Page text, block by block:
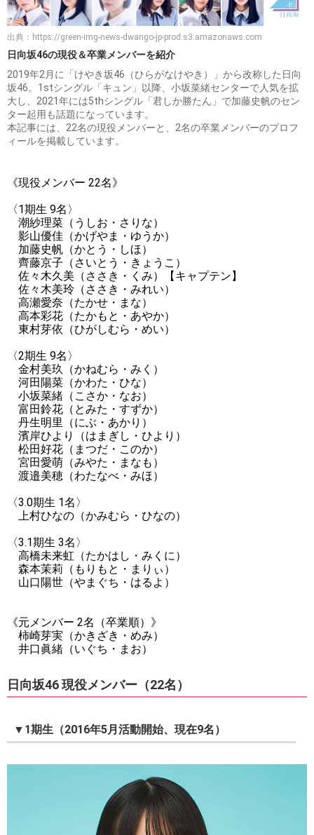
出典： https://green-img-news-dwango-jp-prod.s3.amazonaws.com
日向坂46の現役＆卒業メンバーを紹介
2019年2月に「けやき坂46（ひらがなけやき）」から改称した日向
坂46。1stシングル「キュン」以降、小坂菜緒センターで人気を拡
大し、2021年には5thシングル「君しか勝たん」で加藤史帆のセン
ター起用も話題になっています。
本記事には、22名の現役メンバーと、2名の卒業メンバーのプロフ
ィールを掲載しています。
《現役メンバー 22名》
〈1期生 9名〉
潮紗理菜（うしお・さりな）
影山優佳（かげやま・ゆうか）
加藤史帆（かとう・しほ）
齊藤京子（さいとう・きょうこ）
佐々木久美（ささき・くみ）【キャプテン】
佐々木美玲（ささき・みれい）
高瀬愛奈（たかせ・まな）
高本彩花（たかもと・あやか）
東村芽依（ひがしむら・めい）
〈2期生 9名〉
金村美玖（かねむら・みく）
河田陽菜（かわた・ひな）
小坂菜緒（こさか・なお）
富田鈴花（とみた・すずか）
丹生明里（にぶ・あかり）
濱岸ひより（はまぎし・ひより）
松田好花（まつだ・このか）
宮田愛萌（みやた・まなも）
渡邉美穂（わたなべ・みほ）
〈3.0期生 1名〉
上村ひなの（かみむら・ひなの）
〈3.1期生 3名〉
高橋未来虹（たかはし・みくに）
森本茉莉（もりもと・まりぃ）
山口陽世（やまぐち・はるよ）
《元メンバー 2名（卒業順）》
柿崎芽実（かきざき・めみ）
井口眞緒（いぐち・まお）
日向坂46 現役メンバー（22名）
▼1期生（2016年5月活動開始、現在9名）